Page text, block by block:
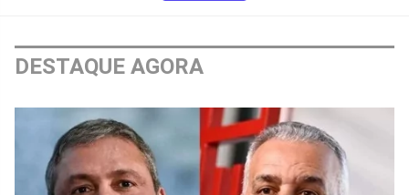
DESTAQUE AGORA